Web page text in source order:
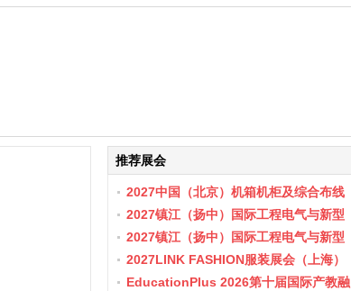
推荐展会
2027中国（北京）机箱机柜及综合布线
数据中心设施展览会
2027镇江（扬中）国际工程电气与新型
储能展会
2027镇江（扬中）国际工程电气与新型
储能产业博览会
2027LINK FASHION服装展会（上海）
EducationPlus 2026第十届国际产教融